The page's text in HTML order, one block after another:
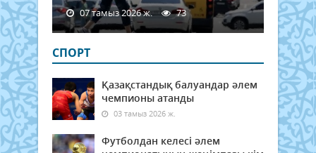
07 тамыз 2026 ж. 73
СПОРТ
Қазақстандық балуандар әлем
чемпионы атанды
03 тамыз 2026 ж.
Футболдан келесі әлем